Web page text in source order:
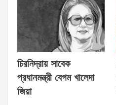
চিরনিদ্রায় সাবেক
প্রধানমন্ত্রী বেগম খালেদা
জিয়া